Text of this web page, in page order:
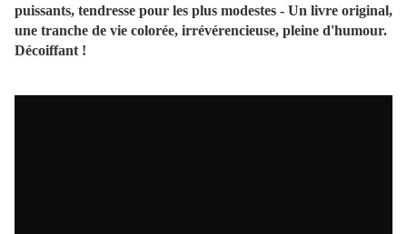
puissants, tendresse pour les plus modestes - Un livre original,
une tranche de vie colorée, irrévérencieuse, pleine d'humour.
Décoiffant !